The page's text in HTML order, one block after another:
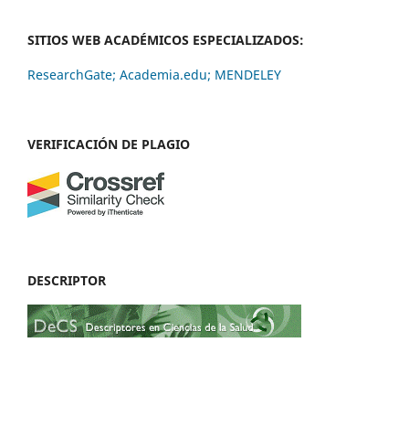
SITIOS WEB ACADÉMICOS ESPECIALIZADOS:
ResearchGate; Academia.edu; MENDELEY
VERIFICACIÓN DE PLAGIO
DESCRIPTOR